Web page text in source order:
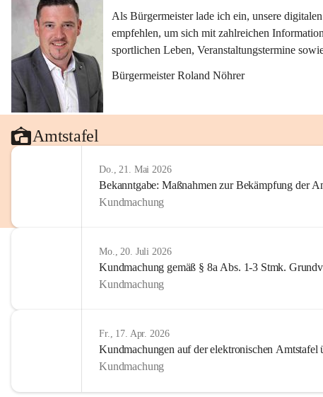
Als Bürgermeister lade ich ein, unsere
empfehlen, um sich mit zahlreichen
sportlichen Leben, Veranstaltungstermine
Bürgermeister Roland Nöhrer
Amtstafel
Do., 21. Mai 2026
Bekanntgabe: Maßnahmen zur Bekämpfung der
Kundmachung
Mo., 20. Juli 2026
Kundmachung gemäß § 8a Abs. 1-3 Stmk.
Kundmachung
Fr., 17. Apr. 2026
Kundmachungen auf der elektronischen
Kundmachung